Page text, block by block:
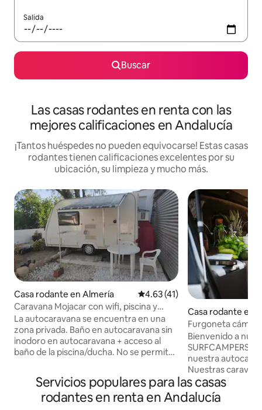
Salida
Buscar
Las casas rodantes en renta con las
mejores calificaciones en Andalucía
¡Tantos huéspedes no pueden equivocarse! Estas casas
rodantes tienen calificaciones excelentes por su
ubicación, su limpieza y mucho más.
Casa rodante en Almería Calificación promedio: 4.63 de
4.63 (41)
Caravana Mojacar con wifi, piscina y
jardín
La autocaravana se encuentra en una
zona privada. Baño en autocaravana sin
inodoro en autocaravana + acceso al
baño de la piscina/ducha. No se permite
No se permite ruido alto ni fiesta, es una
zona tranquila después de las 22:00.
Respeta que hay más personas que
Casa rodante en
Furgoneta
Andalucía en
Bienvenido a
SURFCAMPERS ¡Nos alegra que te guste
nuestra
Nuestras
conducir,
y aparcar en las
ciudades
Servicios populares para las casas
rodantes en renta en Andalucía